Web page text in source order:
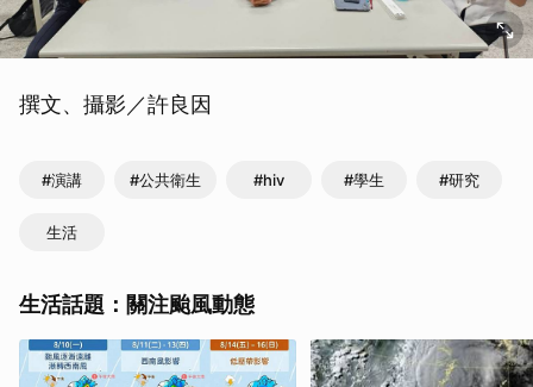
撰文、攝影／許良因
#演講 #公共衛生 #hiv #學生 #研究
生活
生活話題：關注颱風動態